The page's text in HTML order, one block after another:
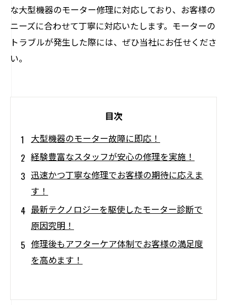
な大型機器のモーター修理に対応しており、お客様の
ニーズに合わせて丁寧に対応いたします。モーターの
トラブルが発生した際には、ぜひ当社にお任せくださ
い。
目次
大型機器のモーター故障に即応！
経験豊富なスタッフが安心の修理を実施！
迅速かつ丁寧な修理でお客様の期待に応えま
す！
最新テクノロジーを駆使したモーター診断で
原因究明！
修理後もアフターケア体制でお客様の満足度
を高めます！